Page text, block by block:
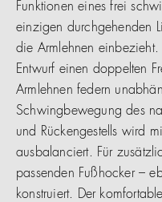
Funktionen eines frei
einzigen durchgehenden
die Armlehnen einbezieht.
Entwurf einen doppelten
Armlehnen federn
Schwingbewegung des
und Rückengestells wird
ausbalanciert. Für
passenden Fußhocker –
konstruiert. Der